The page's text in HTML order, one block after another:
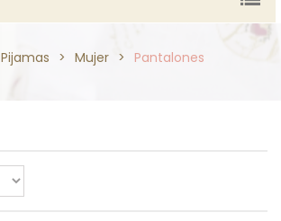
Pijamas > Mujer > Pantalones